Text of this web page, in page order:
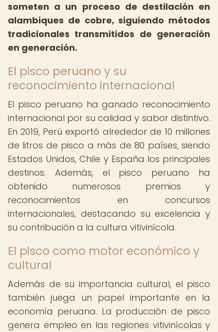
someten a un proceso de destilación en
alambiques de cobre, siguiendo métodos
tradicionales transmitidos de generación
en generación.
El pisco peruano y su
reconocimiento internacional
El pisco peruano ha ganado reconocimiento
internacional por su calidad y sabor distintivo.
En 2019, Perú exportó alrededor de 10 millones
de litros de pisco a más de 80 países, siendo
Estados Unidos, Chile y España los principales
destinos. Además, el pisco peruano ha
obtenido numerosos premios y
reconocimientos en concursos
internacionales, destacando su excelencia y
su contribución a la cultura vitivinícola.
El pisco como motor económico y
cultural
Además de su importancia cultural, el pisco
también juega un papel importante en la
economía peruana. La producción de pisco
genera empleo en las regiones vitivinícolas y